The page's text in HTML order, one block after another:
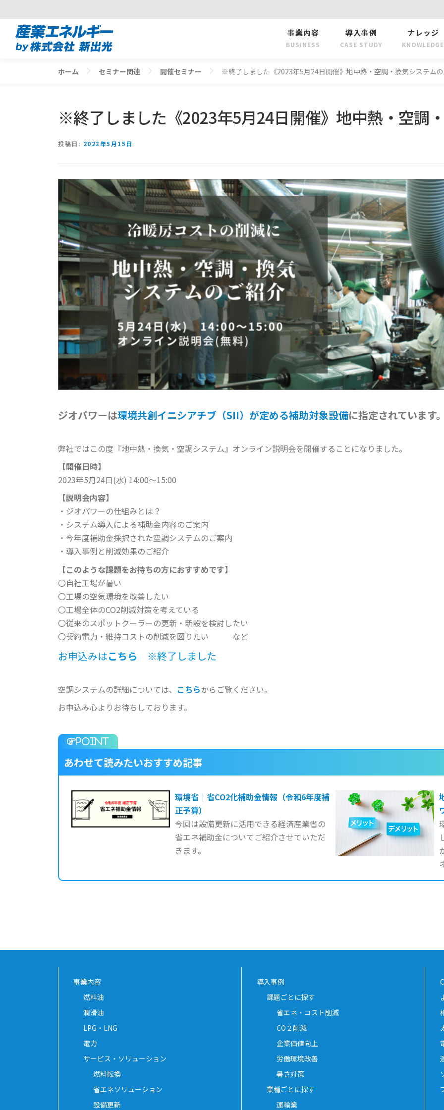
事業内容
BUSINESS
導入事例
CASE STUDY
ナレッジ
KNOWLEDGE
ホーム セミナー関連 開催セミナー ※終了しました《2023年5月24日開催》地中熱・空調・換気システム
※終了しました《2023年5月24日開催》地中熱・空調
投稿日: 2023年5月15日
ジオパワーは環境共創イニシアチブ（SII）が定める補助対象設備に指定されています
弊社ではこの度『地中熱・換気・空調システム』オンライン説明会を開催することになりました。
【開催日時】
2023年5月24日(水) 14:00～15:00
【説明会内容】
・ジオパワーの仕組みとは？
・システム導入による補助金内容のご案内
・今年度補助金採択された空調システムのご案内
・導入事例と削減効果のご紹介
【このような課題をお持ちの方におすすめです】
〇自社工場が暑い
〇工場の空気環境を改善したい
〇工場全体のCO2削減対策を考えている
〇従来のスポットクーラーの更新・新設を検討したい
〇契約電力・維持コストの削減を図りたい など
お申込みはこちら ※終了しました
空調システムの詳細については、 こちらからご覧ください。
お申込み心よりお待ちしております。
あわせて読みたいおすすめ記事
環境省｜省CO2化補助金情報（令和6年度補
正予算）
今回は設備更新に活用できる経済産業省の
省エネ補助金についてご紹介させていただ
きます。
事業内容
燃料油
潤滑油
LPG・LNG
電力
サービス・ソリューション
燃料転換
省エネソリューション
設備更新
導入事例
課題ごとに探す
省エネ・コスト削減
CO２削減
企業価値向上
労働環境改善
暑さ対策
業種ごとに探す
運輸業